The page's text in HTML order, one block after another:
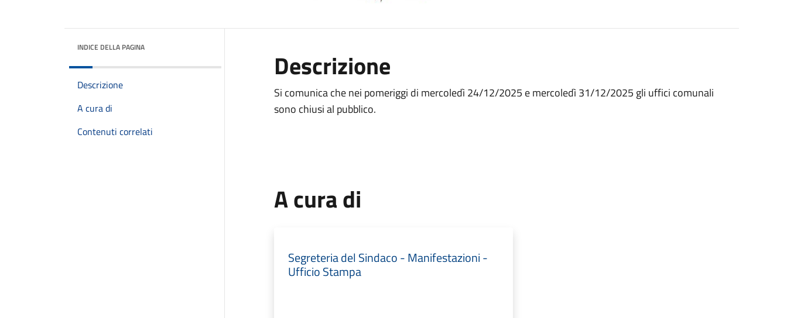
INDICE DELLA PAGINA
Descrizione
A cura di
Contenuti correlati
Descrizione
Si comunica che nei pomeriggi di mercoledì 24/12/2025 e mercoledì 31/12/2025 gli uffici comunali
sono chiusi al pubblico.
A cura di
Segreteria del Sindaco - Manifestazioni -
Ufficio Stampa